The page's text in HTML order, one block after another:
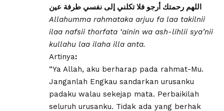
اللهم رحمتك أرجو فلا تكلني إلى نفسي طرفة عين
Allahumma rahmataka arjuu fa laa takilnii
ilaa nafsii thorfata ‘ainin wa ash-lihlii sya’nii
kullahu laa ilaha illa anta.
Artinya:
“Ya Allah, aku berharap pada rahmat-Mu.
Janganlah Engkau sandarkan urusanku
padaku walau sekejap mata. Perbaikilah
seluruh urusanku. Tidak ada yang berhak